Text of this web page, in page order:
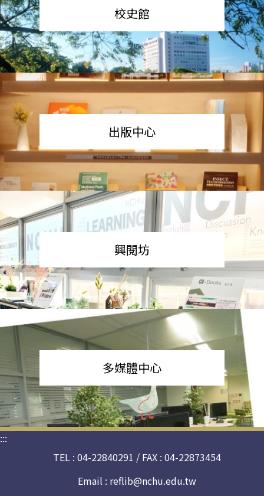
校史館
出版中心
興閱坊
多媒體中心
:::
TEL : 04-22840291 / FAX : 04-22873454
Email : reflib@nchu.edu.tw